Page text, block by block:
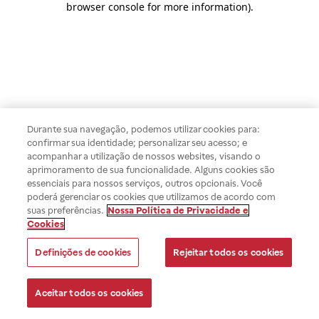
browser console for more information).
Durante sua navegação, podemos utilizar cookies para:
confirmar sua identidade; personalizar seu acesso; e
acompanhar a utilização de nossos websites, visando o
aprimoramento de sua funcionalidade. Alguns cookies são
essenciais para nossos serviços, outros opcionais. Você
poderá gerenciar os cookies que utilizamos de acordo com
suas preferências. Nossa Política de Privacidade e
Cookies
Definições de cookies Rejeitar todos os cookies
Aceitar todos os cookies